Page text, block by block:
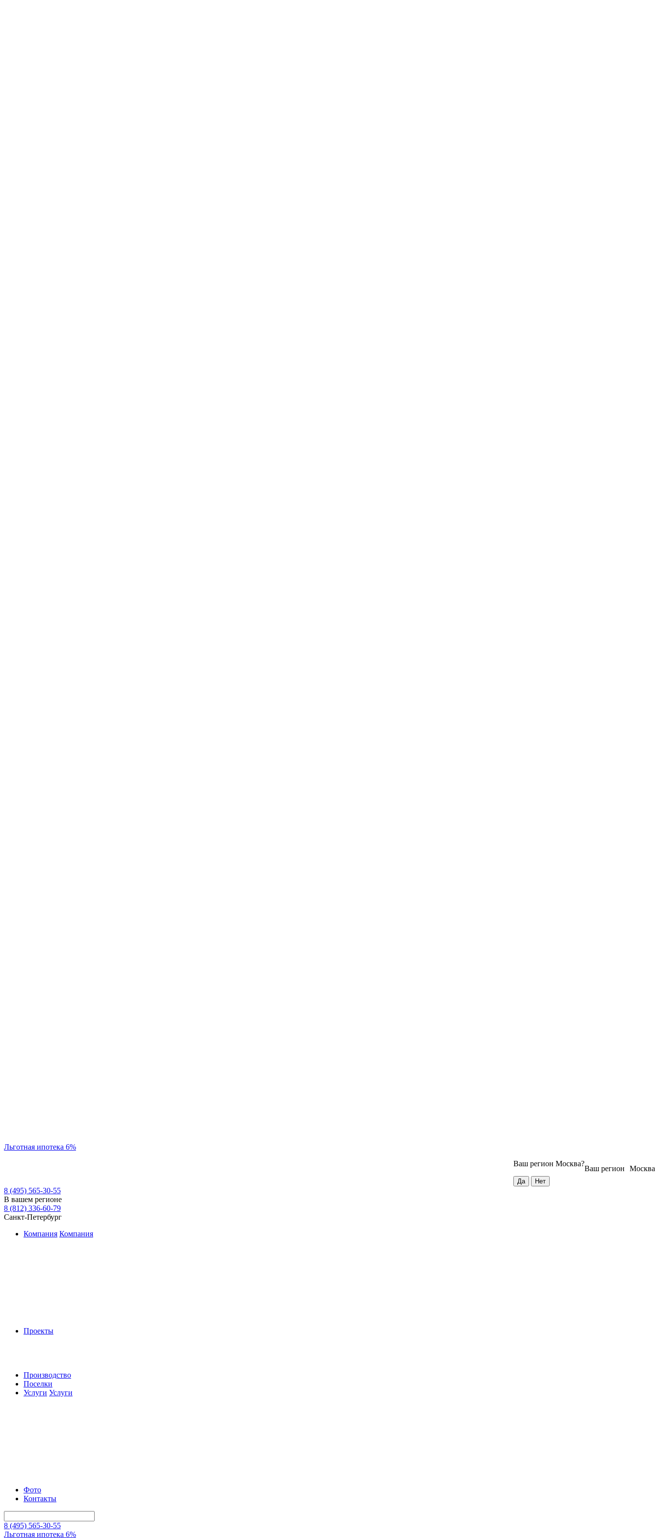
Льготная ипотека 6%
Москва
Ваш регион
Ваш регион Москва?
8 (495) 565-30-55
В вашем регионе
8 (812) 336-60-79
Санкт-Петербург
Компания Компания
Проекты
Производство
Поселки
Услуги Услуги
Фото
Контакты
8 (495) 565-30-55
Льготная ипотека 6%